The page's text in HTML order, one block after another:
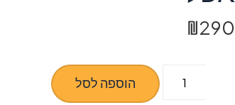
₪290
הוספה לסל